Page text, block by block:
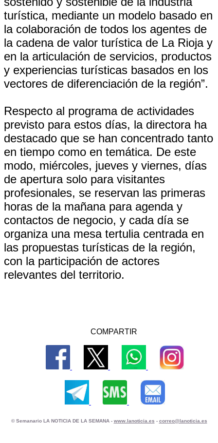
turística, mediante un modelo basado en
la colaboración de todos los agentes de
la cadena de valor turística de La Rioja y
en la articulación de servicios, productos
y experiencias turísticas basados en los
vectores de diferenciación de la región”.
Respecto al programa de actividades
previsto para estos días, la directora ha
destacado que se han concentrado tanto
en tiempo como en temática. De este
modo, miércoles, jueves y viernes, días
de apertura solo para visitantes
profesionales, se reservan las primeras
horas de la mañana para agenda y
contactos de negocio, y cada día se
organiza una mesa tertulia centrada en
las propuestas turísticas de la región,
con la participación de actores
relevantes del territorio.
COMPARTIR
© Semanario LA NOTICIA DE LA SEMANA - www.lanoticia.es - correo@lanoticia.es